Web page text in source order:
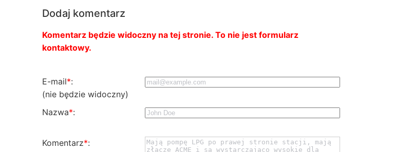
Dodaj komentarz
Komentarz będzie widoczny na tej stronie. To nie jest formularz
kontaktowy.
E-mail*:
(nie będzie widoczny)
Nazwa*:
Komentarz*: